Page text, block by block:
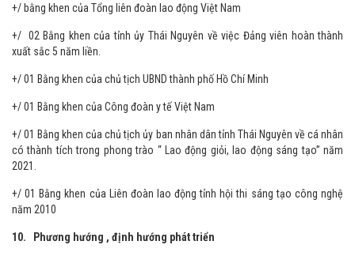
+/ bằng khen của Tổng liên đoàn lao động Việt Nam
+/ 02 Bằng khen của tỉnh ủy Thái Nguyên về việc Đảng viên hoàn thành
xuất sắc 5 năm liền.
+/ 01 Bằng khen của chủ tịch UBND thành phố Hồ Chí Minh
+/ 01 Bằng khen của Công đoàn y tế Việt Nam
+/ 01 Bằng khen của chủ tịch ủy ban nhân dân tỉnh Thái Nguyên về cá nhân
có thành tích trong phong trào “ Lao động giỏi, lao động sáng tạo” năm
2021.
+/ 01 Bằng khen của Liên đoàn lao động tỉnh hội thi sáng tạo công nghệ
năm 2010
10. Phương hướng , định hướng phát triển